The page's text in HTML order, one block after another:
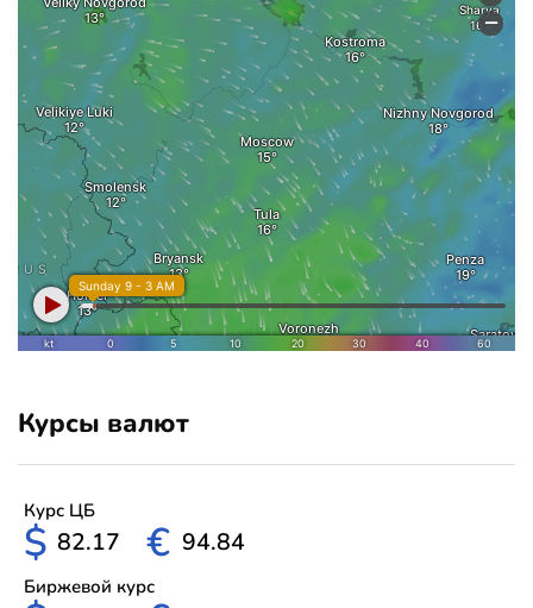
Курсы валют
Курс ЦБ
$ 82.17 € 94.84
Биржевой курс